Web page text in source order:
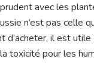
avec les
n’est pas celle
d’acheter, il est
toxicité pour les